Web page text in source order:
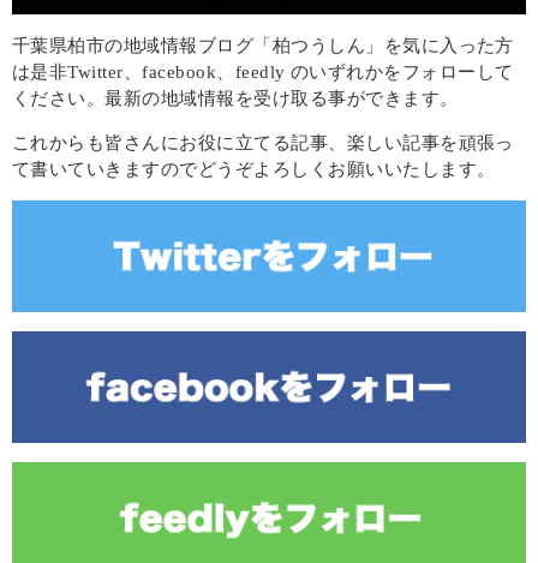
千葉県柏市の地域情報ブログ「柏つうしん」を気に入った方
は是非Twitter、facebook、feedly のいずれかをフォローして
ください。最新の地域情報を受け取る事ができます。
これからも皆さんにお役に立てる記事、楽しい記事を頑張っ
て書いていきますのでどうぞよろしくお願いいたします。